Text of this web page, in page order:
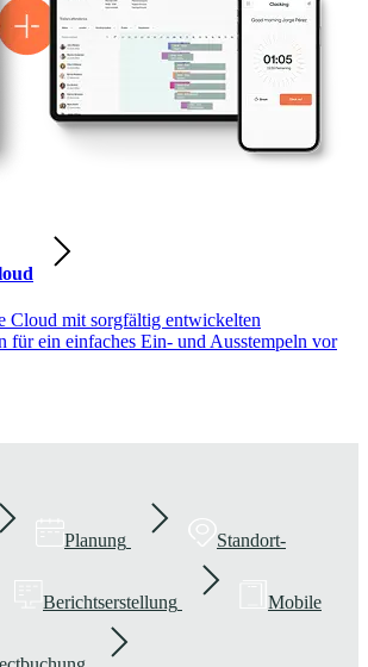
Cloud mit sorgfältig entwickelten
für ein einfaches Ein- und Ausstempeln vor
Planung Standort-
Berichtserstellung Mobile